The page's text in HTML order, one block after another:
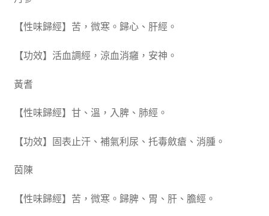
【性味歸經】苦，微寒。歸心、肝經。
【功效】活血調經，涼血消癰，安神。
黃耆
【性味歸經】甘、溫，入脾、肺經。
【功效】固表止汗、補氣利尿、托毒斂瘡、消腫。
茵陳
【性味歸經】苦，微寒。歸脾、胃、肝、膽經。